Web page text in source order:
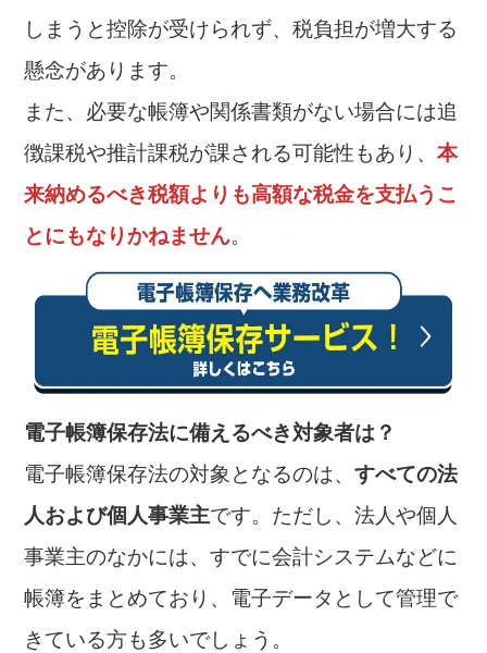
しまうと控除が受けられず、税負担が増大する
懸念があります。
また、必要な帳簿や関係書類がない場合には追
徴課税や推計課税が課される可能性もあり、本
来納めるべき税額よりも高額な税金を支払うこ
とにもなりかねません。
電子帳簿保存法に備えるべき対象者は？
電子帳簿保存法の対象となるのは、すべての法
人および個人事業主です。ただし、法人や個人
事業主のなかには、すでに会計システムなどに
帳簿をまとめており、電子データとして管理で
きている方も多いでしょう。